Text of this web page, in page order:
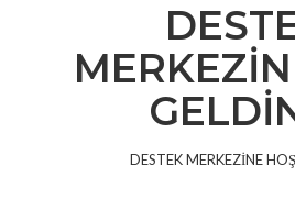
DESTEK MERKEZİNE